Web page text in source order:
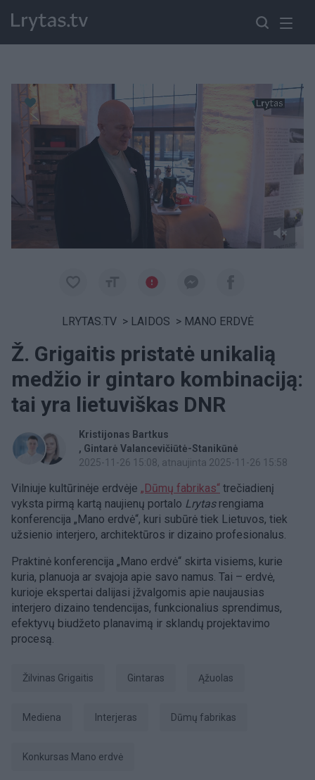
Paremkite Ukrainą
LRYTAS.TV > LAIDOS > MANO ERDVĖ
Ž. Grigaitis pristatė unikalią
medžio ir gintaro kombinaciją:
tai yra lietuviškas DNR
Kristijonas Bartkus
Gintarė Valancevičiūtė-Stanikūnė
2025-11-26 15:08, atnaujinta 2025-11-26 15:58
Vilniuje kultūrinėje erdvėje „Dūmų fabrikas“ trečiadienį
vyksta pirmą kartą naujienų portalo Lrytasrengiama
konferencija „Mano erdvė“, kuri subūrė tiek Lietuvos, tiek
užsienio interjero, architektūros ir dizaino profesionalus.
Praktinė konferencija „Mano erdvė“ skirta visiems, kurie
kuria, planuoja ar svajoja apie savo namus. Tai – erdvė,
kurioje ekspertai dalijasi įžvalgomis apie naujausias
interjero dizaino tendencijas, funkcionalius sprendimus,
efektyvų biudžeto planavimą ir sklandų projektavimo
procesą.
Žilvinas Grigaitis Gintaras ąžuolas
Mediena Interjeras Dūmų fabrikas
konkursas Mano erdvė